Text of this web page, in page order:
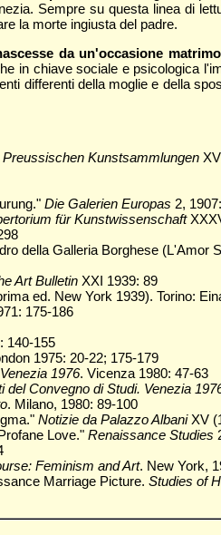
Sempre su questa linea di
la morte ingiusta del padre.
da un'occasione
in chiave sociale e psicologica
differenti della moglie e della
Kunstsammlungen
Die Galerien Europas 2,
für Kunstwissenschaft
della Galleria Borghese (L'Amor
Art BulletinXXI 1939: 89
ed. New York 1939). Torino:
175-186
140-155
1975: 20-22; 175-179
1976. Vicenza 1980: 47-63
del Convegno di Studi. Venezia
. Milano, 1980: 89-100
Notizie da Palazzo AlbaniXV
Love." Renaissance Studies
Feminism and Art. New York,
Marriage Picture. Studies of